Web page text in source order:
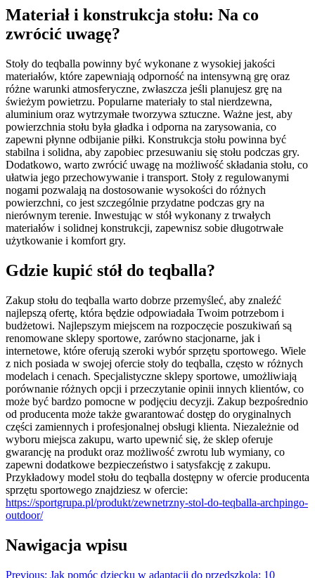
Materiał i konstrukcja stołu: Na co
zwrócić uwagę?
Stoły do teqballa powinny być wykonane z wysokiej jakości
materiałów, które zapewniają odporność na intensywną grę oraz
różne warunki atmosferyczne, zwłaszcza jeśli planujesz grę na
świeżym powietrzu. Popularne materiały to stal nierdzewna,
aluminium oraz wytrzymałe tworzywa sztuczne. Ważne jest, aby
powierzchnia stołu była gładka i odporna na zarysowania, co
zapewni płynne odbijanie piłki. Konstrukcja stołu powinna być
stabilna i solidna, aby zapobiec przesuwaniu się stołu podczas gry.
Dodatkowo, warto zwrócić uwagę na możliwość składania stołu, co
ułatwia jego przechowywanie i transport. Stoły z regulowanymi
nogami pozwalają na dostosowanie wysokości do różnych
powierzchni, co jest szczególnie przydatne podczas gry na
nierównym terenie. Inwestując w stół wykonany z trwałych
materiałów i solidnej konstrukcji, zapewnisz sobie długotrwałe
użytkowanie i komfort gry.
Gdzie kupić stół do teqballa?
Zakup stołu do teqballa warto dobrze przemyśleć, aby znaleźć
najlepszą ofertę, która będzie odpowiadała Twoim potrzebom i
budżetowi. Najlepszym miejscem na rozpoczęcie poszukiwań są
renomowane sklepy sportowe, zarówno stacjonarne, jak i
internetowe, które oferują szeroki wybór sprzętu sportowego. Wiele
z nich posiada w swojej ofercie stoły do teqballa, często w różnych
modelach i cenach. Specjalistyczne sklepy sportowe, umożliwiają
porównanie różnych opcji i przeczytanie opinii innych klientów, co
może być bardzo pomocne w podjęciu decyzji. Zakup bezpośrednio
od producenta może także gwarantować dostęp do oryginalnych
części zamiennych i profesjonalnej obsługi klienta. Niezależnie od
wyboru miejsca zakupu, warto upewnić się, że sklep oferuje
gwarancję na produkt oraz możliwość zwrotu lub wymiany, co
zapewni dodatkowe bezpieczeństwo i satysfakcję z zakupu.
Przykładowy model stołu do teqballa dostępny w ofercie producenta
sprzętu sportowego znajdziesz w ofercie:
https://sportgrupa.pl/produkt/zewnetrzny-stol-do-teqballa-archpingo-
outdoor/
Nawigacja wpisu
Previous: Jak pomóc dziecku w adaptacji do przedszkola: 10